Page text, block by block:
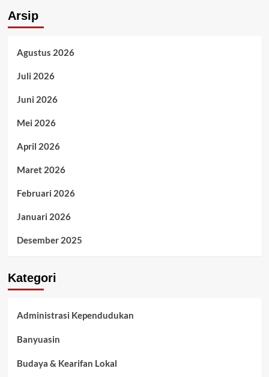
Arsip
Agustus 2026
Juli 2026
Juni 2026
Mei 2026
April 2026
Maret 2026
Februari 2026
Januari 2026
Desember 2025
Kategori
Administrasi Kependudukan
Banyuasin
Budaya & Kearifan Lokal